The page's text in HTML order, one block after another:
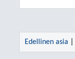
Edellinen asia